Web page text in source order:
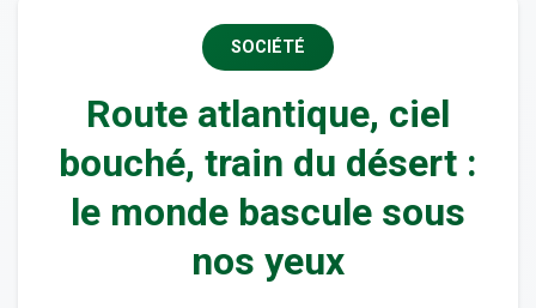
SOCIÉTÉ
Route atlantique, ciel
bouché, train du désert :
le monde bascule sous
nos yeux